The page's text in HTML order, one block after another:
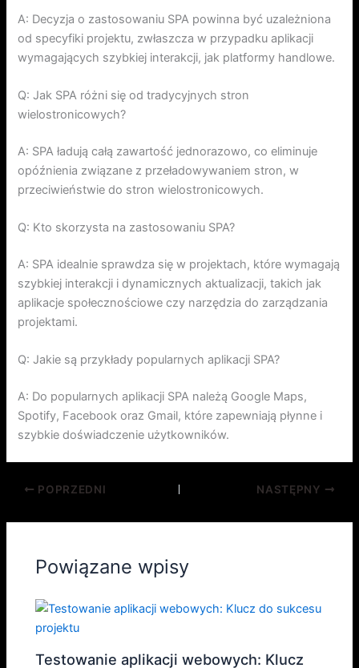
A: Decyzja o zastosowaniu SPA powinna być uzależniona
od specyfiki projektu, zwłaszcza w przypadku aplikacji
wymagających szybkiej interakcji, jak platformy handlowe.
Q: Jak SPA różni się od tradycyjnych stron
wielostronicowych?
A: SPA ładują całą zawartość jednorazowo, co eliminuje
opóźnienia związane z przeładowywaniem stron, w
przeciwieństwie do stron wielostronicowych.
Q: Kto skorzysta na zastosowaniu SPA?
A: SPA idealnie sprawdza się w projektach, które wymagają
szybkiej interakcji i dynamicznych aktualizacji, takich jak
aplikacje społecznościowe czy narzędzia do zarządzania
projektami.
Q: Jakie są przykłady popularnych aplikacji SPA?
A: Do popularnych aplikacji SPA należą Google Maps,
Spotify, Facebook oraz Gmail, które zapewniają płynne i
szybkie doświadczenie użytkowników.
POPRZEDNI NASTĘPNY
Powiązane wpisy
Testowanie aplikacji webowych: Klucz